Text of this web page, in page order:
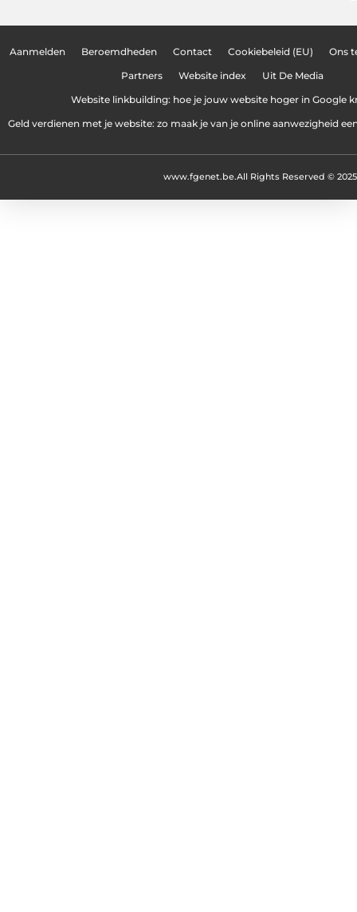
Aanmelden Beroemdheden Contact Cookiebeleid (EU) Ons
Partners Website index Uit De Media
Website linkbuilding: hoe je jouw website hoger in Google
Geld verdienen met je website: zo maak je van je online aanwezigheid
All Rights Reserved © 2025
www.fgenet.be.